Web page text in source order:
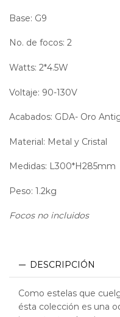
Base: G9
No. de focos: 2
Watts: 2*4.5W
Voltaje: 90-130V
Acabados: GDA- Oro
Material: Metal y Cristal
Medidas: L300*H285mm
Peso: 1.2kg
Focos no incluidos
DESCRIPCIÓN
Como estelas que
ésta colección es una